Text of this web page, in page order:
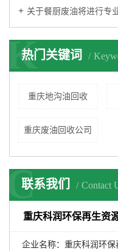
关于餐厨废油将进行专
热门关键词
K
重庆地沟油回收
重庆废油回收公司
联系我们 Contact
C
重庆科润环保再生资
企业名称：重庆科润环